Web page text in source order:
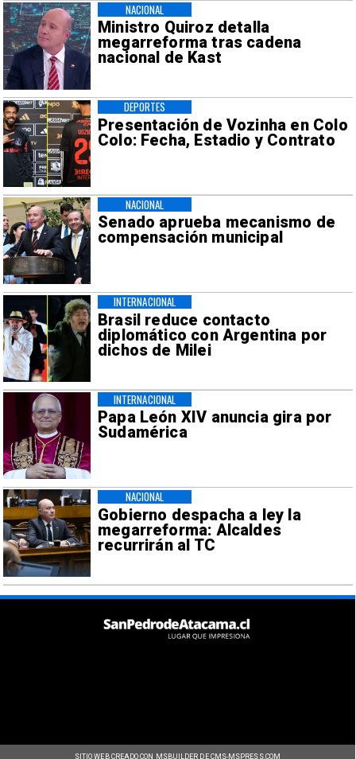
Ministro Quiroz detalla
megarreforma tras cadena
nacional de Kast
NACIONAL
Presentación de Vozinha en Colo
Colo: Fecha, Estadio y Contrato
DEPORTES
Senado aprueba mecanismo de
compensación municipal
NACIONAL
Brasil reduce contacto
diplomático con Argentina por
dichos de Milei
INTERNACIONAL
Papa León XIV anuncia gira por
Sudamérica
INTERNACIONAL
Gobierno despacha a ley la
megarreforma: Alcaldes
recurrirán al TC
NACIONAL
SITIO WEB CREADO CON MSBUILDER DE CMS-MSPRESS.COM